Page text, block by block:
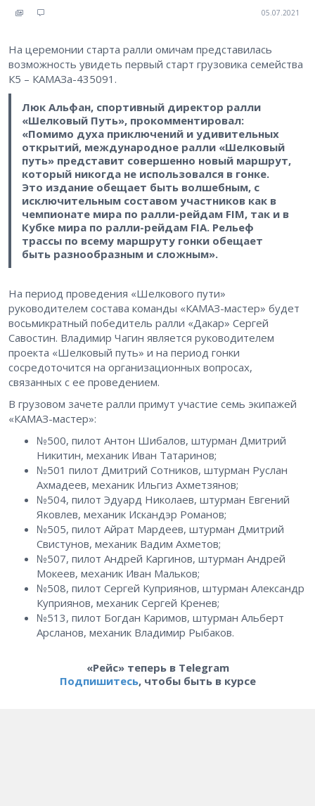
05.07.2021
На церемонии старта ралли омичам представилась
возможность увидеть первый старт грузовика семейства
К5 – КАМАЗа-435091.
Люк Альфан, спортивный директор ралли
«Шелковый Путь», прокомментировал:
«Помимо духа приключений и удивительных
открытий, международное ралли «Шелковый
путь» представит совершенно новый маршрут,
который никогда не использовался в гонке.
Это издание обещает быть волшебным, с
исключительным составом участников как в
чемпионате мира по ралли-рейдам FIM, так и в
Кубке мира по ралли-рейдам FIA. Рельеф
трассы по всему маршруту гонки обещает
быть разнообразным и сложным».
На период проведения «Шелкового пути»
руководителем состава команды «КАМАЗ-мастер» будет
восьмикратный победитель ралли «Дакар» Сергей
Савостин. Владимир Чагин является руководителем
проекта «Шелковый путь» и на период гонки
сосредоточится на организационных вопросах,
связанных с ее проведением.
В грузовом зачете ралли примут участие семь экипажей
«КАМАЗ-мастер»:
№500, пилот Антон Шибалов, штурман Дмитрий
Никитин, механик Иван Татаринов;
№501 пилот Дмитрий Сотников, штурман Руслан
Ахмадеев, механик Ильгиз Ахметзянов;
№504, пилот Эдуард Николаев, штурман Евгений
Яковлев, механик Искандэр Романов;
№505, пилот Айрат Мардеев, штурман Дмитрий
Свистунов, механик Вадим Ахметов;
№507, пилот Андрей Каргинов, штурман Андрей
Мокеев, механик Иван Мальков;
№508, пилот Сергей Куприянов, штурман Александр
Куприянов, механик Сергей Кренев;
№513, пилот Богдан Каримов, штурман Альберт
Арсланов, механик Владимир Рыбаков.
«Рейс» теперь в Telegram
Подпишитесь, чтобы быть в курсе